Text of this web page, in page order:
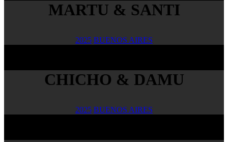
MARTU & SANTI
2025 BUENOS AIRES
CHICHO & DAMU
2025 BUENOS AIRES